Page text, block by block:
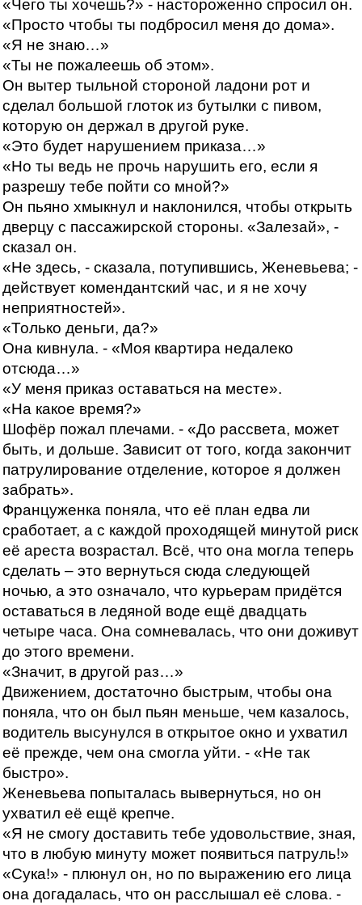
«Чего ты хочешь?» - настороженно спросил он.
«Просто чтобы ты подбросил меня до дома».
«Я не знаю…»
«Ты не пожалеешь об этом».
Он вытер тыльной стороной ладони рот и
сделал большой глоток из бутылки с пивом,
которую он держал в другой руке.
«Это будет нарушением приказа…»
«Но ты ведь не прочь нарушить его, если я
разрешу тебе пойти со мной?»
Он пьяно хмыкнул и наклонился, чтобы открыть
дверцу с пассажирской стороны. «Залезай», -
сказал он.
«Не здесь, - сказала, потупившись, Женевьева; -
действует комендантский час, и я не хочу
неприятностей».
«Только деньги, да?»
Она кивнула. - «Моя квартира недалеко
отсюда…»
«У меня приказ оставаться на месте».
«На какое время?»
Шофёр пожал плечами. - «До рассвета, может
быть, и дольше. Зависит от того, когда закончит
патрулирование отделение, которое я должен
забрать».
Француженка поняла, что её план едва ли
сработает, а с каждой проходящей минутой риск
её ареста возрастал. Всё, что она могла теперь
сделать – это вернуться сюда следующей
ночью, а это означало, что курьерам придётся
оставаться в ледяной воде ещё двадцать
четыре часа. Она сомневалась, что они доживут
до этого времени.
«Значит, в другой раз…»
Движением, достаточно быстрым, чтобы она
поняла, что он был пьян меньше, чем казалось,
водитель высунулся в открытое окно и ухватил
её прежде, чем она смогла уйти. - «Не так
быстро».
Женевьева попыталась вывернуться, но он
ухватил её ещё крепче.
«Я не смогу доставить тебе удовольствие, зная,
что в любую минуту может появиться патруль!»
«Сука!» - плюнул он, но по выражению его лица
она догадалась, что он расслышал её слова. -